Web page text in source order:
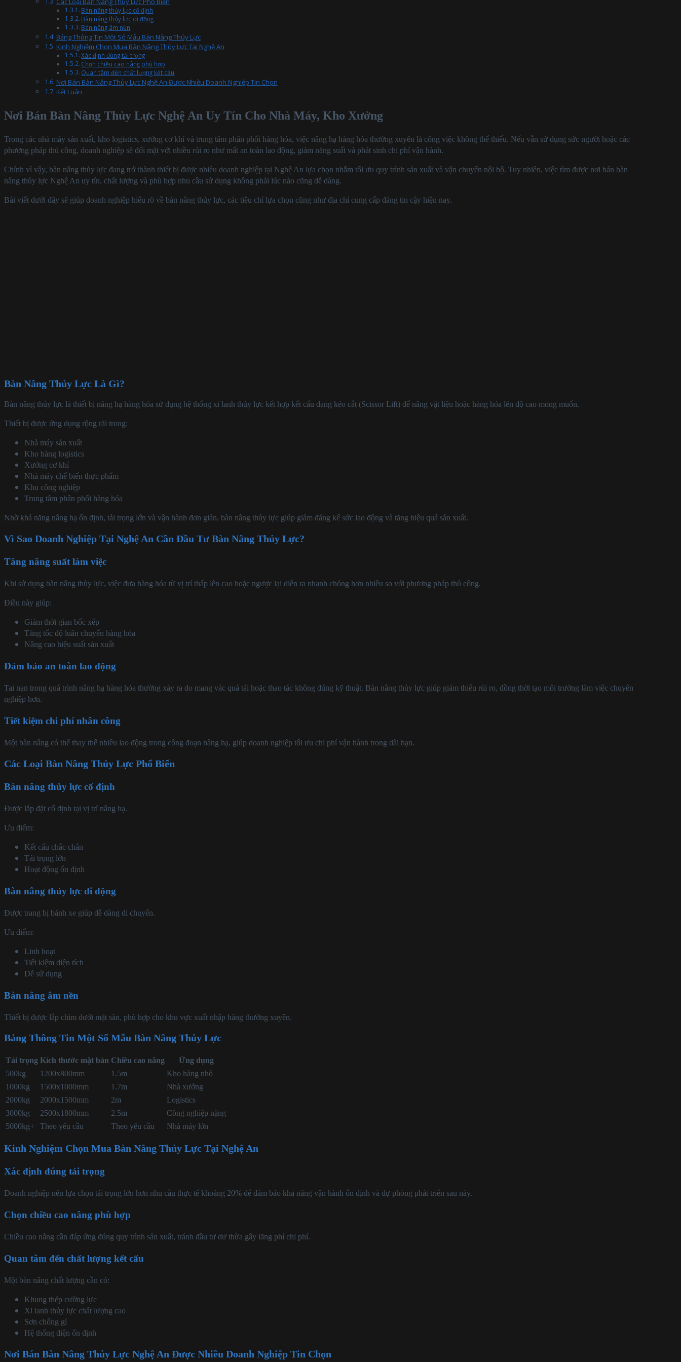
Bàn nâng thủy lực cố định
Bàn nâng thủy lực di động
Bàn nâng âm nền
Bảng Thông Tin Một Số Mẫu Bàn Nâng Thủy Lực
Kinh Nghiệm Chọn Mua Bàn Nâng Thủy Lực Tại Nghệ An
Xác định đúng tải trọng
Chọn chiều cao nâng phù hợp
Quan tâm đến chất lượng kết cấu
Nơi Bán Bàn Nâng Thủy Lực Nghệ An Được Nhiều Doanh Nghiệp Tin Chọn
Kết Luận
Nơi Bán Bàn Nâng Thủy Lực Nghệ An Uy Tín Cho Nhà Máy, Kho Xưởng
Trong các nhà máy sản xuất, kho logistics, xưởng cơ khí và trung tâm phân phối hàng hóa, việc nâng hạ hàng hóa thường xuyên là công việc không thể thiếu. Nếu vẫn sử dụng sức người hoặc các
phương pháp thủ công, doanh nghiệp sẽ đối mặt với nhiều rủi ro như mất an toàn lao động, giảm năng suất và phát sinh chi phí vận hành.
Chính vì vậy, bàn nâng thủy lực đang trở thành thiết bị được nhiều doanh nghiệp tại Nghệ An lựa chọn nhằm tối ưu quy trình sản xuất và vận chuyển nội bộ. Tuy nhiên, việc tìm được nơi bán bàn
nâng thủy lực Nghệ An uy tín, chất lượng và phù hợp nhu cầu sử dụng không phải lúc nào cũng dễ dàng.
Bài viết dưới đây sẽ giúp doanh nghiệp hiểu rõ về bàn nâng thủy lực, các tiêu chí lựa chọn cũng như địa chỉ cung cấp đáng tin cậy hiện nay.
Bàn Nâng Thủy Lực Là Gì?
Bàn nâng thủy lực là thiết bị nâng hạ hàng hóa sử dụng hệ thống xi lanh thủy lực kết hợp kết cấu dạng kéo cắt (Scissor Lift) để nâng vật liệu hoặc hàng hóa lên độ cao mong muốn.
Thiết bị được ứng dụng rộng rãi trong:
Nhà máy sản xuất
Kho hàng logistics
Xưởng cơ khí
Nhà máy chế biến thực phẩm
Khu công nghiệp
Trung tâm phân phối hàng hóa
Nhờ khả năng nâng hạ ổn định, tải trọng lớn và vận hành đơn giản, bàn nâng thủy lực giúp giảm đáng kể sức lao động và tăng hiệu quả sản xuất.
Vì Sao Doanh Nghiệp Tại Nghệ An Cần Đầu Tư Bàn Nâng Thủy Lực?
Tăng năng suất làm việc
Khi sử dụng bàn nâng thủy lực, việc đưa hàng hóa từ vị trí thấp lên cao hoặc ngược lại diễn ra nhanh chóng hơn nhiều so với phương pháp thủ công.
Điều này giúp:
Giảm thời gian bốc xếp
Tăng tốc độ luân chuyển hàng hóa
Nâng cao hiệu suất sản xuất
Đảm bảo an toàn lao động
Tai nạn trong quá trình nâng hạ hàng hóa thường xảy ra do mang vác quá tải hoặc thao tác không đúng kỹ thuật. Bàn nâng thủy lực giúp giảm thiểu rủi ro, đồng thời tạo môi trường làm việc chuyên
nghiệp hơn.
Tiết kiệm chi phí nhân công
Một bàn nâng có thể thay thế nhiều lao động trong công đoạn nâng hạ, giúp doanh nghiệp tối ưu chi phí vận hành trong dài hạn.
Các Loại Bàn Nâng Thủy Lực Phổ Biến
Bàn nâng thủy lực cố định
Được lắp đặt cố định tại vị trí nâng hạ.
Ưu điểm:
Kết cấu chắc chắn
Tải trọng lớn
Hoạt động ổn định
Bàn nâng thủy lực di động
Được trang bị bánh xe giúp dễ dàng di chuyển.
Ưu điểm:
Linh hoạt
Tiết kiệm diện tích
Dễ sử dụng
Bàn nâng âm nền
Thiết bị được lắp chìm dưới mặt sàn, phù hợp cho khu vực xuất nhập hàng thường xuyên.
Bảng Thông Tin Một Số Mẫu Bàn Nâng Thủy Lực
Tải trọng Kích thước mặt bàn Chiều cao nâng
Ứng dụng
500kg
1200x800mm 1.5m
Kho hàng nhỏ
1000kg
1500x1000mm 1.7m
Nhà xưởng
2000kg
2000x1500mm 2m
Logistics
3000kg
2500x1800mm 2.5m
Công nghiệp nặng
5000kg+
Theo yêu cầu Theo yêu cầu Nhà máy lớn
Kinh Nghiệm Chọn Mua Bàn Nâng Thủy Lực Tại Nghệ An
Xác định đúng tải trọng
Doanh nghiệp nên lựa chọn tải trọng lớn hơn nhu cầu thực tế khoảng 20% để đảm bảo khả năng vận hành ổn định và dự phòng phát triển sau này.
Chọn chiều cao nâng phù hợp
Chiều cao nâng cần đáp ứng đúng quy trình sản xuất, tránh đầu tư dư thừa gây lãng phí chi phí.
Quan tâm đến chất lượng kết cấu
Một bàn nâng chất lượng cần có:
Khung thép cường lực
Xi lanh thủy lực chất lượng cao
Sơn chống gỉ
Hệ thống điện ổn định
Nơi Bán Bàn Nâng Thủy Lực Nghệ An Được Nhiều Doanh Nghiệp Tin Chọn